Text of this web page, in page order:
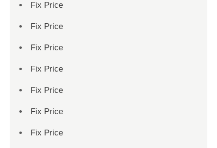
Fix Price
Fix Price
Fix Price
Fix Price
Fix Price
Fix Price
Fix Price